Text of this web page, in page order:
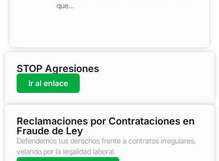
que...
STOP Agresiones
Ir al enlace
Reclamaciones por Contrataciones en
Fraude de Ley
Defendemos tus derechos frente a contratos irregulares,
velando por la legalidad laboral.